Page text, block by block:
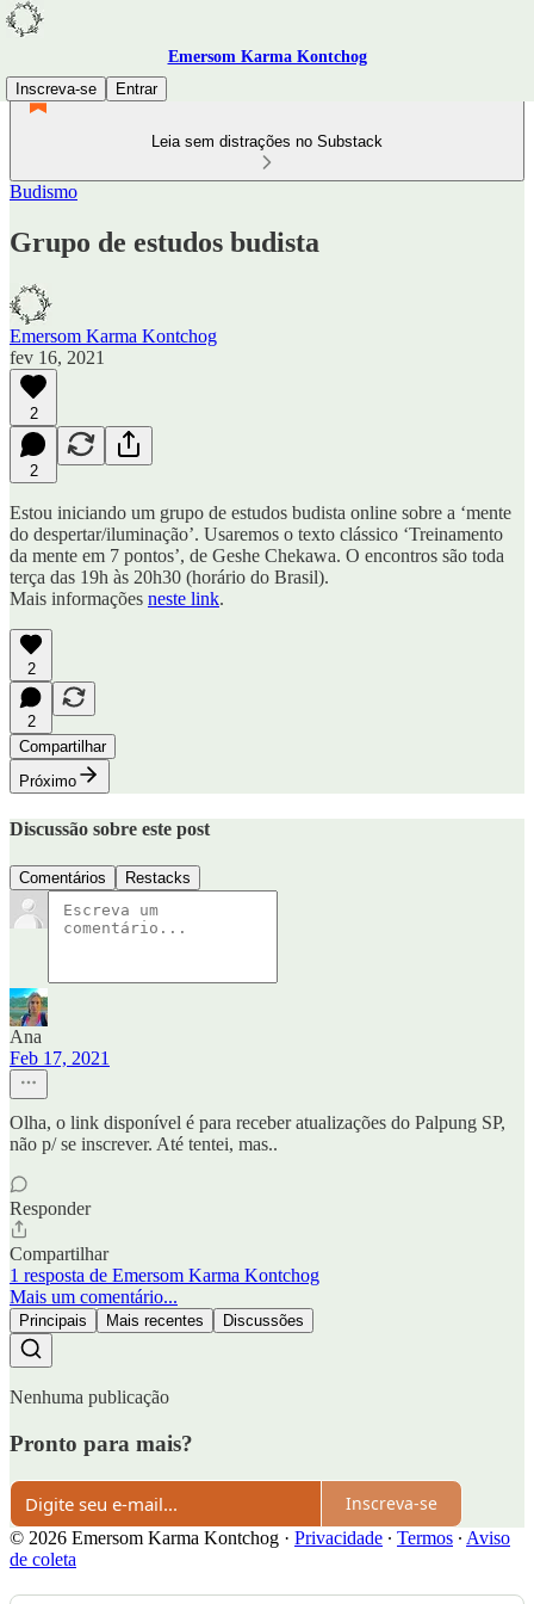
Emersom Karma Kontchog
Inscreva-se
Entrar
Leia sem distrações no Substack
Budismo
Grupo de estudos budista
Emersom Karma Kontchog
fev 16, 2021
2
2
Estou iniciando um grupo de estudos budista online sobre a ‘mente
do despertar/iluminação’. Usaremos o texto clássico ‘Treinamento
da mente em 7 pontos’, de Geshe Chekawa. O encontros são toda
terça das 19h às 20h30 (horário do Brasil).
Mais informações neste link.
2
2
Compartilhar
Próximo
Discussão sobre este post
Comentários Restacks
Ana
Feb 17, 2021
Olha, o link disponível é para receber atualizações do Palpung SP,
não p/ se inscrever. Até tentei, mas..
Responder
Compartilhar
1 resposta de Emersom Karma Kontchog
Mais um comentário...
Principais Mais recentes Discussões
Nenhuma publicação
Pronto para mais?
Inscreva-se
© 2026 Emersom Karma Kontchog · Privacidade ∙ Termos ∙ Aviso
de coleta